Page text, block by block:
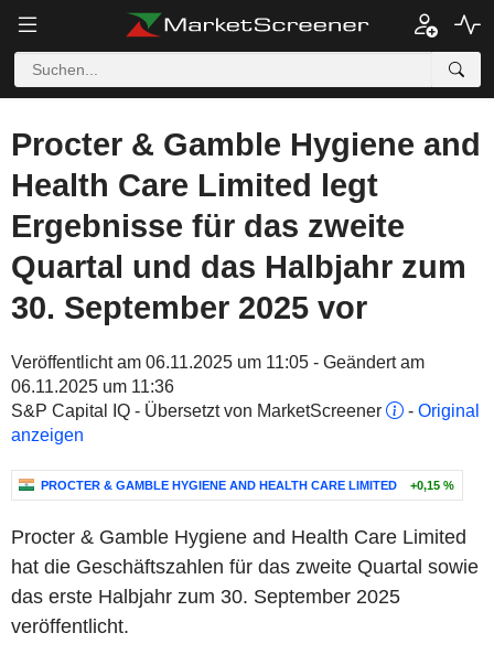
Procter & Gamble Hygiene and
Health Care Limited legt
Ergebnisse für das zweite
Quartal und das Halbjahr zum
30. September 2025 vor
Veröffentlicht am 06.11.2025 um 11:05 - Geändert am
06.11.2025 um 11:36
S&P Capital IQ - Übersetzt von MarketScreener
- Original
anzeigen
PROCTER & GAMBLE HYGIENE AND HEALTH CARE LIMITED +0,15 %
Procter & Gamble Hygiene and Health Care Limited
hat die Geschäftszahlen für das zweite Quartal sowie
das erste Halbjahr zum 30. September 2025
veröffentlicht.